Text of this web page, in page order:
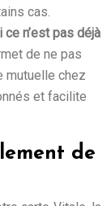
cas.
n’est pas déjà
de ne pas
mutuelle chez
et facilite
de